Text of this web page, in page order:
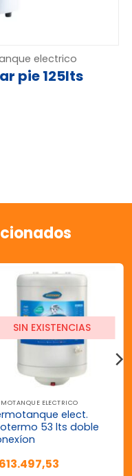
electrico
pie 125lts
SIN EXISTENCIAS
ELECTRICO
elect.
53 lts doble
613.497,53